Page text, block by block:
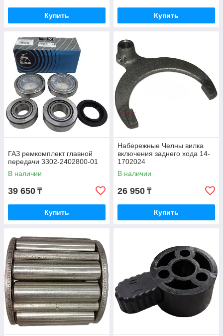
Купить Купить
ГАЗ ремкомплект главной
передачи 3302-2402800-01
В наличии
39 650 ₸
Купить
Набережные Челны вилка
включения заднего хода 14-
1702024
В наличии
26 950 ₸
Купить